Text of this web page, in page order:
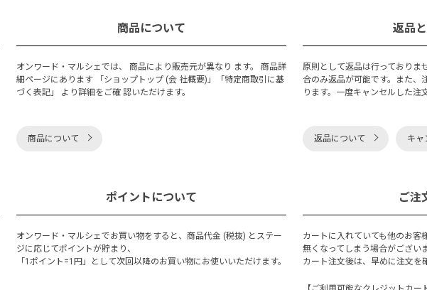
商品について
オンワード・マルシェでは、 商品により販売元が異なり ます。 商品詳
細ページにあります 「ショップトップ (会 社概要)」「特定商取引に基
づく表記」 より詳細をご確 認いただけます。
商品について
返品
原則として返品は行っておりま
合のみ返品が可能です。また、
ります。一度キャンセルした注
返品について キャ
ポイントについて
オンワード・マルシェでお買い物をすると、商品代金 (税抜) とステー
ジに応じてポイントが貯まり、
「1ポイント=1円」として次回以降のお買い物にお使いいただけます。
ご注
カートに入れていても他のお客
無くなってしまう場合がございま
カート注文後は、早めに注文を